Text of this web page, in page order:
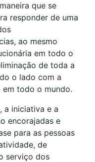
que se
responder de uma
ao mesmo
em todo o
de toda a
o lado com a
todo o mundo.
a iniciativa e a
encorajadas e
para as pessoas
de
serviço dos